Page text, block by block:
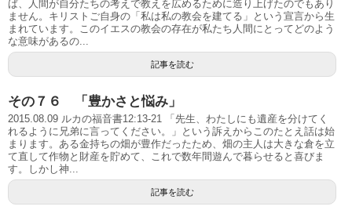
ば、人間が自分たちの考えで教えを広めるために造り上げたのでもあり
ません。キリストご自身の「私は私の教会を建てる」という宣言から生
まれています。このイエスの教会の存在が私たち人間にとってどのよう
な意味があるの...
記事を読む
その７６ 「豊かさと悩み」
2015.08.09 ルカの福音書12:13-21 「先生、わたしにも遺産を分けてく
れるように兄弟に言ってください。」という訴えからこのたとえ話は始
まります。ある金持ちの畑が豊作だったため、畑の主人は大きな倉を立
て直して作物と財産を貯めて、これで数年間遊んで暮らせると喜びま
す。しかし神...
記事を読む